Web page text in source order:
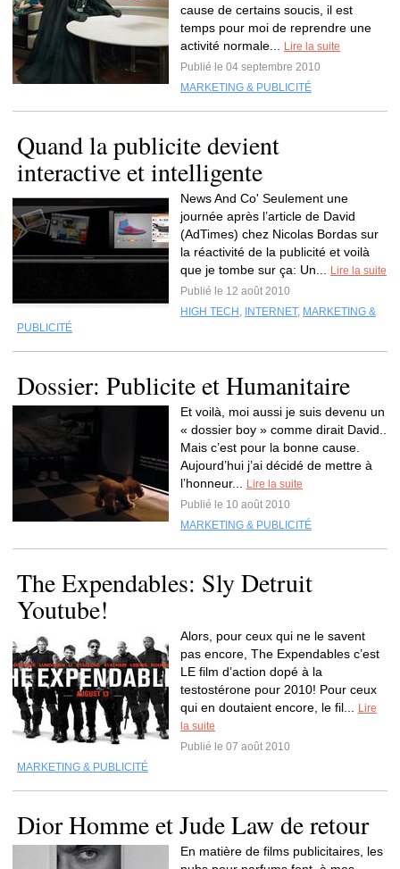
cause de certains soucis, il est
temps pour moi de reprendre une
activité normale...
Lire la suite
Publié le 04 septembre 2010
MARKETING & PUBLICITÉ
Quand la publicite devient
interactive et intelligente
News And Co' Seulement une
journée après l’article de David
(AdTimes) chez Nicolas Bordas sur
la réactivité de la publicité et voilà
que je tombe sur ça: Un...
Lire la suite
Publié le 12 août 2010
HIGH TECH , INTERNET, MARKETING &
PUBLICITÉ
Dossier: Publicite et Humanitaire
Et voilà, moi aussi je suis devenu un
« dossier boy » comme dirait David..
Mais c’est pour la bonne cause.
Aujourd’hui j’ai décidé de mettre à
l’honneur...
Lire la suite
Publié le 10 août 2010
MARKETING & PUBLICITÉ
The Expendables: Sly Detruit
Youtube!
Alors, pour ceux qui ne le savent
pas encore, The Expendables c’est
LE film d’action dopé à la
testostérone pour 2010! Pour ceux
qui en doutaient encore, le fil...
Lire
la suite
Publié le 07 août 2010
MARKETING & PUBLICITÉ
Dior Homme et Jude Law de retour
En matière de films publicitaires, les